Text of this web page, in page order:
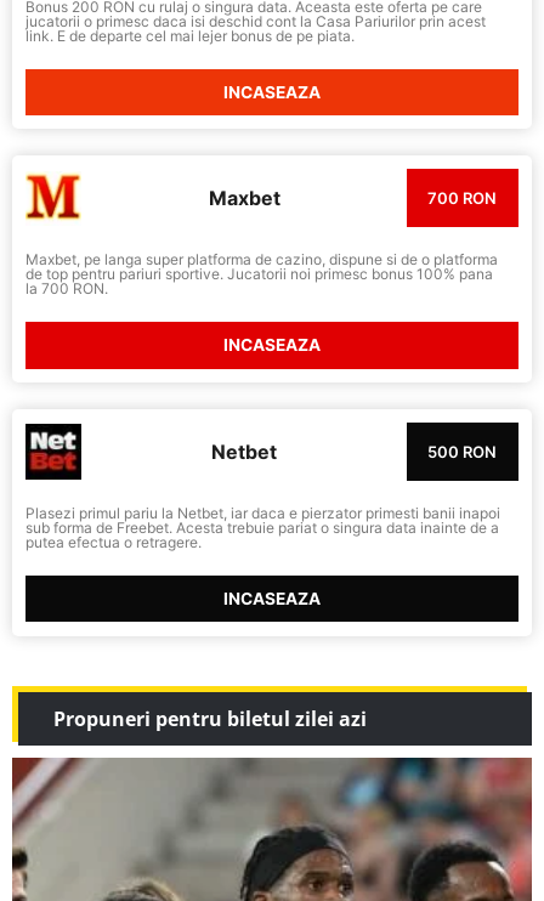
Bonus 200 RON cu rulaj o singura data. Aceasta este oferta pe care
jucatorii o primesc daca isi deschid cont la Casa Pariurilor prin acest
link. E de departe cel mai lejer bonus de pe piata.
INCASEAZA
Maxbet 700 RON
Maxbet, pe langa super platforma de cazino, dispune si de o platforma
de top pentru pariuri sportive. Jucatorii noi primesc bonus 100% pana
la 700 RON.
INCASEAZA
Netbet 500 RON
Plasezi primul pariu la Netbet, iar daca e pierzator primesti banii inapoi
sub forma de Freebet. Acesta trebuie pariat o singura data inainte de a
putea efectua o retragere.
INCASEAZA
Propuneri pentru biletul zilei azi